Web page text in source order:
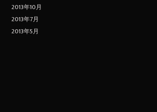
2013年10月
2013年7月
2013年5月